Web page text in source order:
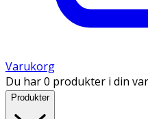
Varukorg
Du har 0 produkter i din
Produkter